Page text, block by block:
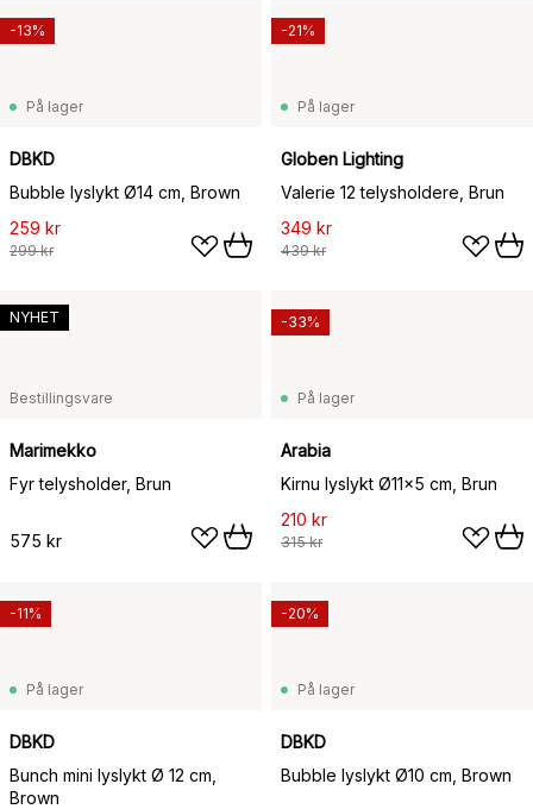
På lager
DBKD
Bubble lyslykt Ø14 cm, Brown
259 kr
299 kr
-13%
På lager
Globen Lighting
Valerie 12 telysholdere, Brun
349 kr
439 kr
-21%
Bestillingsvare
Marimekko
Fyr telysholder, Brun
575 kr
NYHET
På lager
Arabia
Kirnu lyslykt Ø11x5 cm, Brun
210 kr
315 kr
-33%
På lager
DBKD
Bunch mini lyslykt Ø 12 cm,
Brown
-11%
På lager
DBKD
Bubble lyslykt Ø10 cm, Brown
-20%